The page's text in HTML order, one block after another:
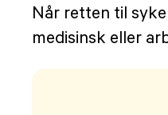
Når retten til
medisinsk eller